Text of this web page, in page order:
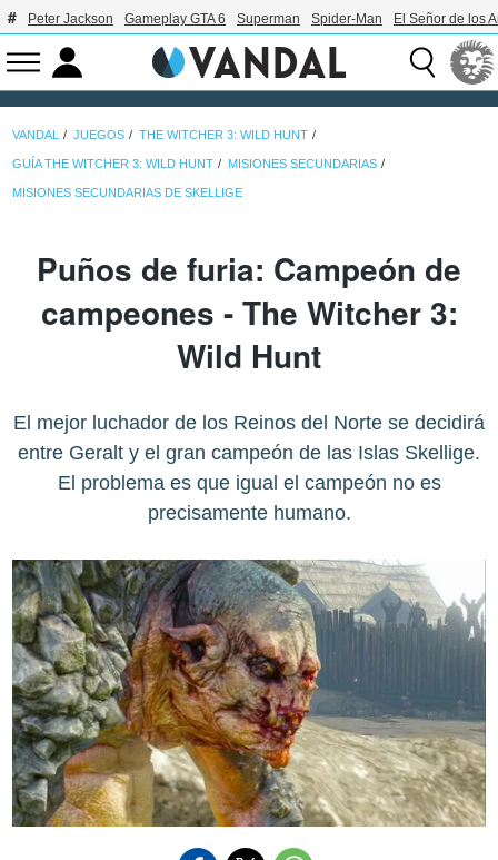
Peter Jackson Gameplay GTA 6 Superman Spider-Man El Señor de los
VANDAL JUEGOS THE WITCHER 3: WILD HUNT
GUÍA THE WITCHER 3: WILD HUNT MISIONES SECUNDARIAS
MISIONES SECUNDARIAS DE SKELLIGE
Puños de furia: Campeón de
campeones - The Witcher 3:
Wild Hunt
El mejor luchador de los Reinos del Norte se decidirá
entre Geralt y el gran campeón de las Islas Skellige.
El problema es que igual el campeón no es
precisamente humano.